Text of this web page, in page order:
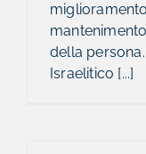
della
Israelitico [...]